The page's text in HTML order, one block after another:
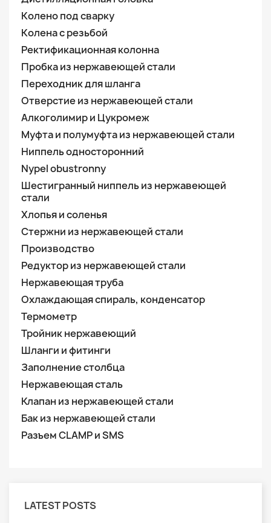
Колено под сварку
Колена с резьбой
Ректификационная колонна
Пробка из нержавеющей стали
Переходник для шланга
Отверстие из нержавеющей стали
Алкоголимир и Цукромеж
Муфта и полумуфта из нержавеющей стали
Ниппель односторонний
Nypel obustronny
Шестигранный ниппель из нержавеющей
стали
Хлопья и соленья
Стержни из нержавеющей стали
Производство
Редуктор из нержавеющей стали
Нержавеющая труба
Охлаждающая спираль, конденсатор
Термометр
Тройник нержавеющий
Шланги и фитинги
Заполнение столбца
Нержавеющая сталь
Клапан из нержавеющей стали
Бак из нержавеющей стали
Разъем CLAMP и SMS
LATEST POSTS